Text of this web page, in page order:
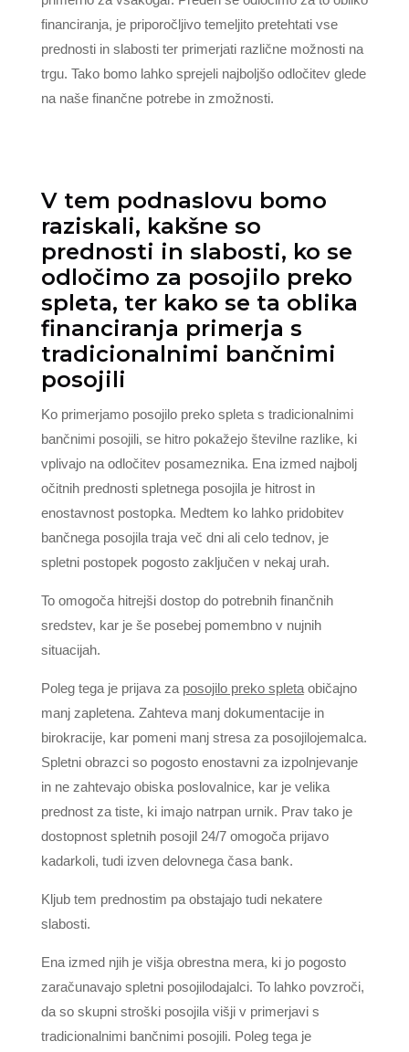
financiranja, je priporočljivo temeljito pretehtati vse
prednosti in slabosti ter primerjati različne možnosti na
trgu. Tako bomo lahko sprejeli najboljšo odločitev glede
na naše finančne potrebe in zmožnosti.
V tem podnaslovu bomo
raziskali, kakšne so
prednosti in slabosti, ko se
odločimo za posojilo preko
spleta, ter kako se ta oblika
financiranja primerja s
tradicionalnimi bančnimi
posojili
Ko primerjamo posojilo preko spleta s tradicionalnimi
bančnimi posojili, se hitro pokažejo številne razlike, ki
vplivajo na odločitev posameznika. Ena izmed najbolj
očitnih prednosti spletnega posojila je hitrost in
enostavnost postopka. Medtem ko lahko pridobitev
bančnega posojila traja več dni ali celo tednov, je
spletni postopek pogosto zaključen v nekaj urah.
To omogoča hitrejši dostop do potrebnih finančnih
sredstev, kar je še posebej pomembno v nujnih
situacijah.
Poleg tega je prijava za posojilo preko spletaobičajno
manj zapletena. Zahteva manj dokumentacije in
birokracije, kar pomeni manj stresa za posojilojemalca.
Spletni obrazci so pogosto enostavni za izpolnjevanje
in ne zahtevajo obiska poslovalnice, kar je velika
prednost za tiste, ki imajo natrpan urnik. Prav tako je
dostopnost spletnih posojil 24/7 omogoča prijavo
kadarkoli, tudi izven delovnega časa bank.
Kljub tem prednostim pa obstajajo tudi nekatere
slabosti.
Ena izmed njih je višja obrestna mera, ki jo pogosto
zaračunavajo spletni posojilodajalci. To lahko povzroči,
da so skupni stroški posojila višji v primerjavi s
tradicionalnimi bančnimi posojili. Poleg tega je